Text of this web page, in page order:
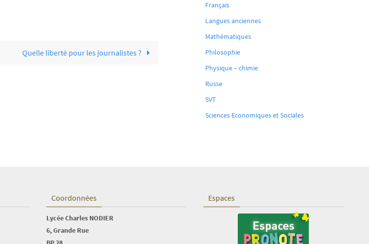
Quelle liberté pour les journalistes ?
Français
Langues anciennes
Mathématiques
Philosophie
Physique – chimie
Russe
SVT
Sciences Economiques et Sociales
Coordonnées
Lycée Charles NODIER
6, Grande Rue
Espaces